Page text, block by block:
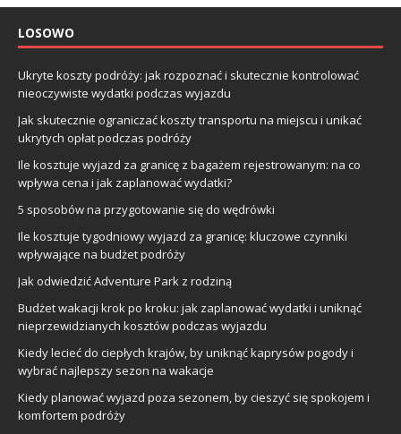
LOSOWO
Ukryte koszty podróży: jak rozpoznać i skutecznie kontrolować
nieoczywiste wydatki podczas wyjazdu
Jak skutecznie ograniczać koszty transportu na miejscu i unikać
ukrytych opłat podczas podróży
Ile kosztuje wyjazd za granicę z bagażem rejestrowanym: na co
wpływa cena i jak zaplanować wydatki?
5 sposobów na przygotowanie się do wędrówki
Ile kosztuje tygodniowy wyjazd za granicę: kluczowe czynniki
wpływające na budżet podróży
Jak odwiedzić Adventure Park z rodziną
Budżet wakacji krok po kroku: jak zaplanować wydatki i uniknąć
nieprzewidzianych kosztów podczas wyjazdu
Kiedy lecieć do ciepłych krajów, by uniknąć kaprysów pogody i
wybrać najlepszy sezon na wakacje
Kiedy planować wyjazd poza sezonem, by cieszyć się spokojem i
komfortem podróży